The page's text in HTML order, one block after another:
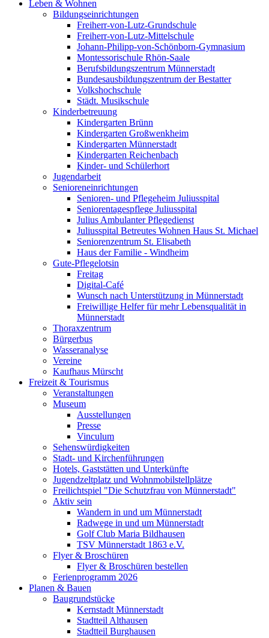
Leben & Wohnen
Bildungseinrichtungen
Freiherr-von-Lutz-Grundschule
Freiherr-von-Lutz-Mittelschule
Johann-Philipp-von-Schönborn-Gymnasium
Montessorischule Rhön-Saale
Berufsbildungszentrum Münnerstadt
Bundesausbildungszentrum der Bestatter
Volkshochschule
Städt. Musikschule
Kinderbetreuung
Kindergarten Brünn
Kindergarten Großwenkheim
Kindergarten Münnerstadt
Kindergarten Reichenbach
Kinder- und Schülerhort
Jugendarbeit
Senioreneinrichtungen
Senioren- und Pflegeheim Juliusspital
Seniorentagespflege Juliusspital
Julius Ambulanter Pflegedienst
Juliusspital Betreutes Wohnen Haus St. Michael
Seniorenzentrum St. Elisabeth
Haus der Familie - Windheim
Gute-Pflegelotsin
Freitag
Digital-Café
Wunsch nach Unterstützung in Münnerstadt
Freiwillige Helfer für mehr Lebensqualität in
Münnerstadt
Thoraxzentrum
Bürgerbus
Wasseranalyse
Vereine
Kaufhaus Mürscht
Freizeit & Tourismus
Veranstaltungen
Museum
Ausstellungen
Presse
Vinculum
Sehenswürdigkeiten
Stadt- und Kirchenführungen
Hotels, Gaststätten und Unterkünfte
Jugendzeltplatz und Wohnmobilstellplätze
Freilichtspiel "Die Schutzfrau von Münnerstadt"
Aktiv sein
Wandern in und um Münnerstadt
Radwege in und um Münnerstadt
Golf Club Maria Bildhausen
TSV Münnerstadt 1863 e.V.
Flyer & Broschüren
Flyer & Broschüren bestellen
Ferienprogramm 2026
Planen & Bauen
Baugrundstücke
Kernstadt Münnerstadt
Stadtteil Althausen
Stadtteil Burghausen